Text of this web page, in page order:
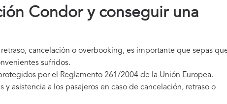
Condor y conseguir una
cancelación o overbooking, es importante que sepas
sufridos.
por el Reglamento 261/2004 de la Unión Europea.
asistencia a los pasajeros en caso de cancelación, retraso o